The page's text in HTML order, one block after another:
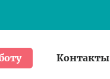
Контакты